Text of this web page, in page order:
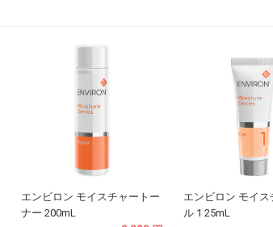
エンビロン モイスチャートー
ナー 200mL
エンビロン モイ
ル 1 25mL